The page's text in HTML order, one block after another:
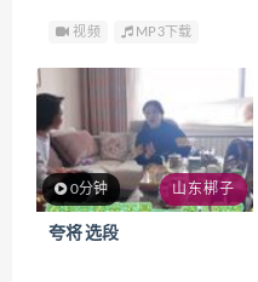
视频 MP3下载
0分钟 山东梆子
夸将 选段